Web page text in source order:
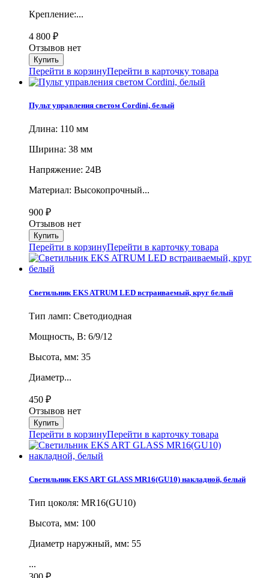
Крепление:...
4 800 ₽
Отзывов нет
Перейти в корзинуПерейти в карточку товара
Пульт управления светом Cordini, белый
Длина: 110 мм
Ширина: 38 мм
Напряжение: 24В
Материал: Высокопрочный...
900 ₽
Отзывов нет
Перейти в корзинуПерейти в карточку товара
Светильник EKS ATRUM LED встраиваемый, круг белый
Тип ламп: Светодиодная
Мощность, В: 6/9/12
Высота, мм: 35
Диаметр...
450 ₽
Отзывов нет
Перейти в корзинуПерейти в карточку товара
Светильник EKS ART GLASS MR16(GU10) накладной, белый
Тип цоколя: MR16(GU10)
Высота, мм: 100
Диаметр наружный, мм: 55
...